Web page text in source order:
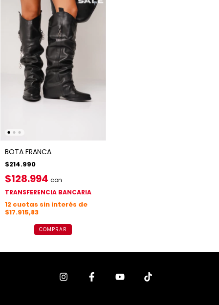
BOTA FRANCA
$214.990
$128.994 con
TRANSFERENCIA BANCARIA
12 cuotas sin interés de
$17.915,83
COMPRAR